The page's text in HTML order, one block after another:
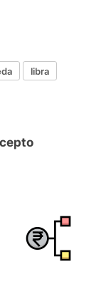
libra